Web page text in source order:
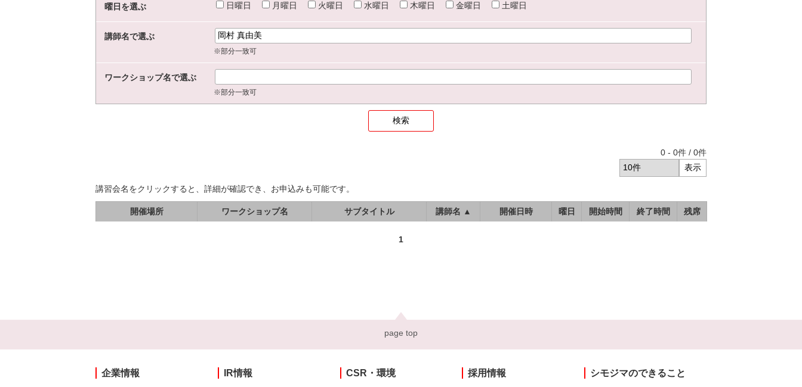
曜日を選ぶ 日曜日 月曜日 火曜日 水曜日 木曜日 金曜日 土曜日
講師名で選ぶ
※部分一致可
ワークショップ名で選ぶ
※部分一致可
0 - 0件 / 0件
講習会名をクリックすると、詳細が確認でき、お申込みも可能です。
開催場所 ワークショップ名 サブタイトル 講師名 ▲ 開催日時 曜日 開始時間 終了時間 残席
1
page top
企業情報 IR情報 CSR・環境 採用情報 シモジマのできること